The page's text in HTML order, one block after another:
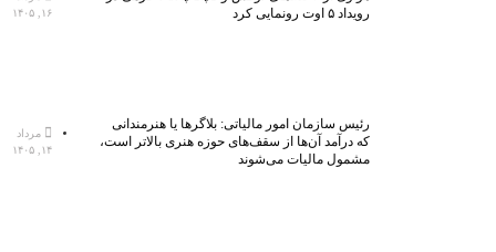
رویداد ۵ اوت رونمایی کرد
۱۶, ۱۴۰۵
رئیس سازمان امور مالیاتی: بلاگر‌ها یا هنرمندانی
که درآمد آن‌ها از سقف‌های حوزه هنری بالاتر است،
مشمول مالیات می‌شوند
مرداد
۱۴, ۱۴۰۵